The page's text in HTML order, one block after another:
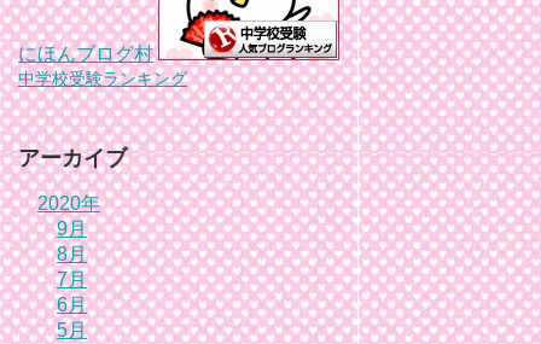
にほんブログ村
中学校受験ランキング
アーカイブ
2020年
9月
8月
7月
6月
5月